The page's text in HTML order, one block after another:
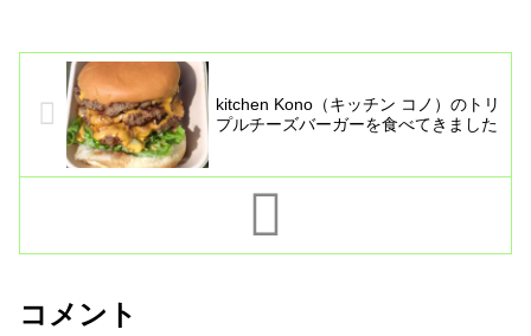
kitchen Kono（キッチン コノ）のトリ
プルチーズバーガーを食べてきました
コメント